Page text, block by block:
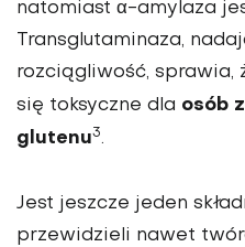
natomiast α-amylaza
Transglutaminaza,
rozciągliwość, sprawia,
się toksyczne dla osób
glutenu3.
Jest jeszcze jeden
przewidzieli nawet